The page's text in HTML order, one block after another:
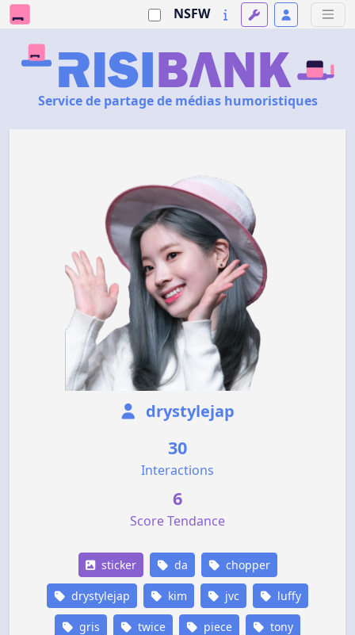
NSFW
Service de partage de médias humoristiques
drystylejap
30
Interactions
6
Score Tendance
sticker da chopper
drystylejap kim jvc luffy
gris twice piece tony